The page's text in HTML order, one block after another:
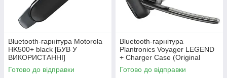
Bluetooth-гарнітура Motorola
HK500+ black [БУВ У
ВИКОРИСТАННІ]
Готово до відправки
Bluetooth-гарнітура
Plantronics Voyager LEGEND
+ Charger Case (Original
100%)
Готово до відправки